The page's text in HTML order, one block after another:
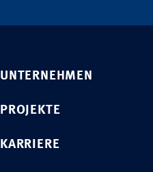
UNTERNEHMEN
PROJEKTE
KARRIERE